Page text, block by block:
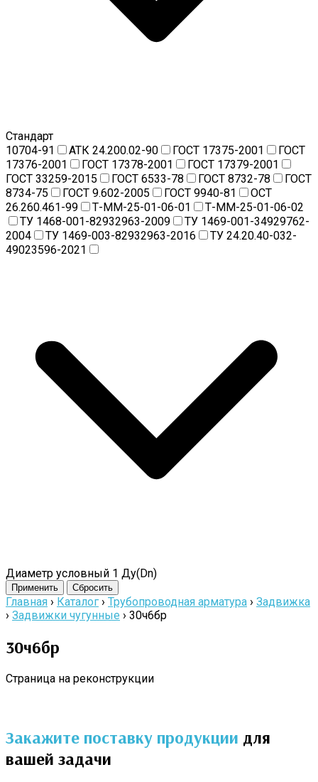
Стандарт
10704-91
АТК 24.200.02-90 ГОСТ 17375-2001
ГОСТ
17376-2001
ГОСТ 17378-2001
ГОСТ 17379-2001
ГОСТ 33259-2015
ГОСТ 6533-78 ГОСТ 8732-78
ГОСТ
8734-75
ГОСТ 9.602-2005 ГОСТ 9940-81
ОСТ
26.260.461-99
Т-ММ-25-01-06-01
Т-ММ-25-01-06-02
ТУ 1468-001-82932963-2009
ТУ 1469-001-34929762-
2004
ТУ 1469-003-82932963-2016
ТУ 24.20.40-032-
49023596-2021
Диаметр условный 1 Ду(Dn)
Применить Сбросить
Главная › Каталог › Трубопроводная арматура › Задвижка
› Задвижки чугунные › 30ч6бр
30ч6бр
Страница на реконструкции
Закажите поставку продукции для
вашей задачи